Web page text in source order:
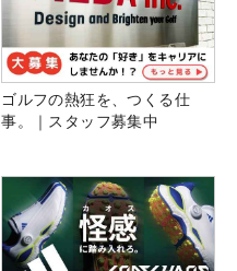
ゴルフの熱狂を、つくる仕
事。｜スタッフ募集中